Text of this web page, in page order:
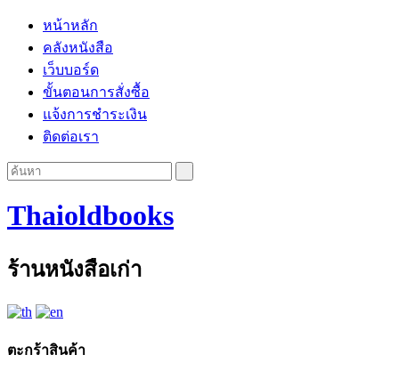
หน้าหลัก
คลังหนังสือ
เว็บบอร์ด
ขั้นตอนการสั่งซื้อ
แจ้งการชำระเงิน
ติดต่อเรา
Thaioldbooks
ร้านหนังสือเก่า
ตะกร้าสินค้า